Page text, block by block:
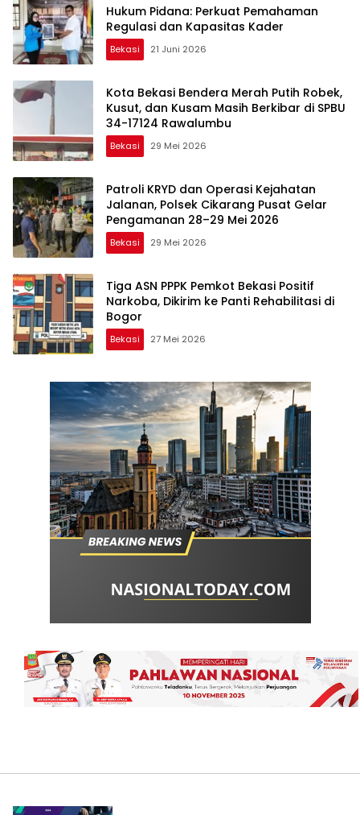
Hukum Pidana: Perkuat Pemahaman
Regulasi dan Kapasitas Kader
Bekasi 21 Juni 2026
Kota Bekasi Bendera Merah Putih Robek,
Kusut, dan Kusam Masih Berkibar di SPBU
34-17124 Rawalumbu
Bekasi 29 Mei 2026
Patroli KRYD dan Operasi Kejahatan
Jalanan, Polsek Cikarang Pusat Gelar
Pengamanan 28–29 Mei 2026
Bekasi 29 Mei 2026
Tiga ASN PPPK Pemkot Bekasi Positif
Narkoba, Dikirim ke Panti Rehabilitasi di
Bogor
Bekasi 27 Mei 2026